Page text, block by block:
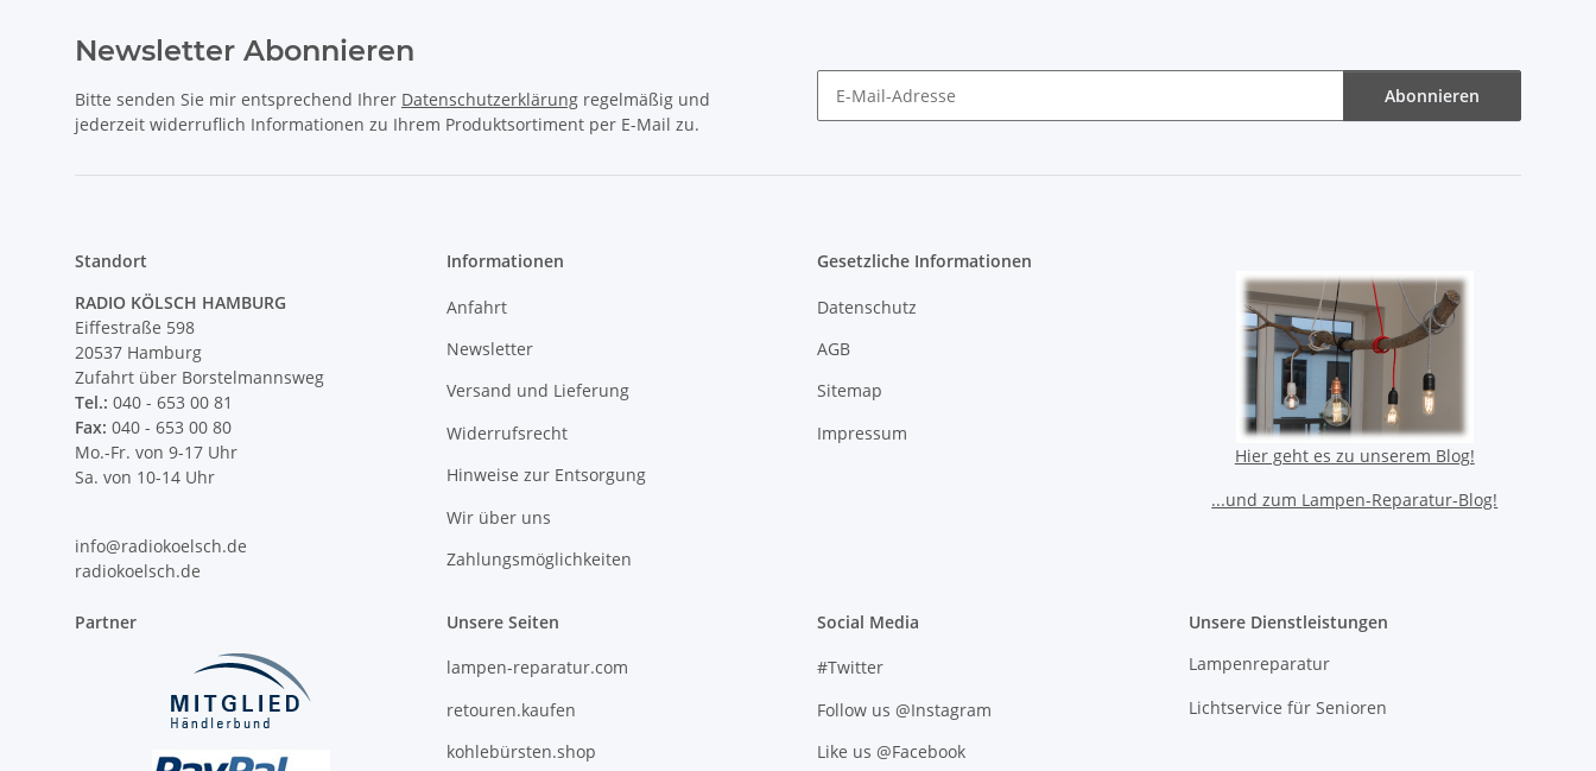
Newsletter Abonnieren
Bitte senden Sie mir entsprechend Ihrer Datenschutzerklärung regelmäßig und
jederzeit widerruflich Informationen zu Ihrem Produktsortiment per E-Mail zu.
Abonnieren
Standort
RADIO KÖLSCH HAMBURG
Eiffestraße 598
20537 Hamburg
Zufahrt über Borstelmannsweg
Tel.: 040 - 653 00 81
Fax: 040 - 653 00 80
Mo.-Fr. von 9-17 Uhr
Sa. von 10-14 Uhr
info@radiokoelsch.de
radiokoelsch.de
Informationen
Anfahrt
Newsletter
Versand und Lieferung
Widerrufsrecht
Hinweise zur Entsorgung
Wir über uns
Zahlungsmöglichkeiten
Gesetzliche Informationen
Datenschutz
AGB
Sitemap
Impressum
Hier geht es zu unserem Blog!
...und zum Lampen-Reparatur-Blog!
Partner Unsere Seiten
lampen-reparatur.com
retouren.kaufen
kohlebürsten.shop
Social Media
#Twitter
Follow us @Instagram
Like us @Facebook
Unsere Dienstleistungen
Lampenreparatur
Lichtservice für Senioren